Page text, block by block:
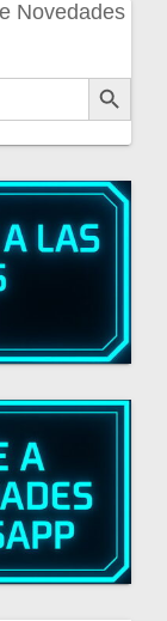
Novedades
Botón de búsqueda